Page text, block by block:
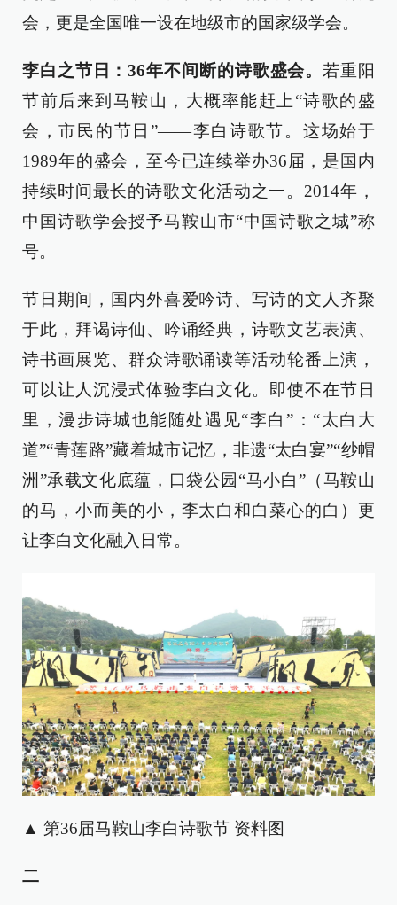
会，更是全国唯一设在地级市的国家级学会。
李白之节日：36年不间断的诗歌盛会。若重阳
节前后来到马鞍山，大概率能赶上“诗歌的盛
会，市民的节日”——李白诗歌节。这场始于
1989年的盛会，至今已连续举办36届，是国内
持续时间最长的诗歌文化活动之一。2014年，
中国诗歌学会授予马鞍山市“中国诗歌之城”称
号。
节日期间，国内外喜爱吟诗、写诗的文人齐聚
于此，拜谒诗仙、吟诵经典，诗歌文艺表演、
诗书画展览、群众诗歌诵读等活动轮番上演，
可以让人沉浸式体验李白文化。即使不在节日
里，漫步诗城也能随处遇见“李白”：“太白大
道”“青莲路”藏着城市记忆，非遗“太白宴”“纱帽
洲”承载文化底蕴，口袋公园“马小白”（马鞍山
的马，小而美的小，李太白和白菜心的白）更
让李白文化融入日常。
▲ 第36届马鞍山李白诗歌节 资料图
二